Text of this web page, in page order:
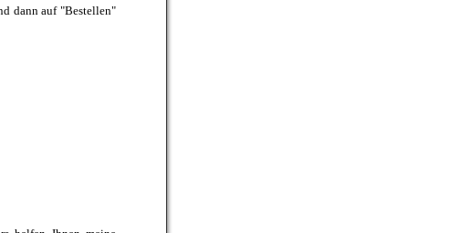
dann auf "Bestellen"